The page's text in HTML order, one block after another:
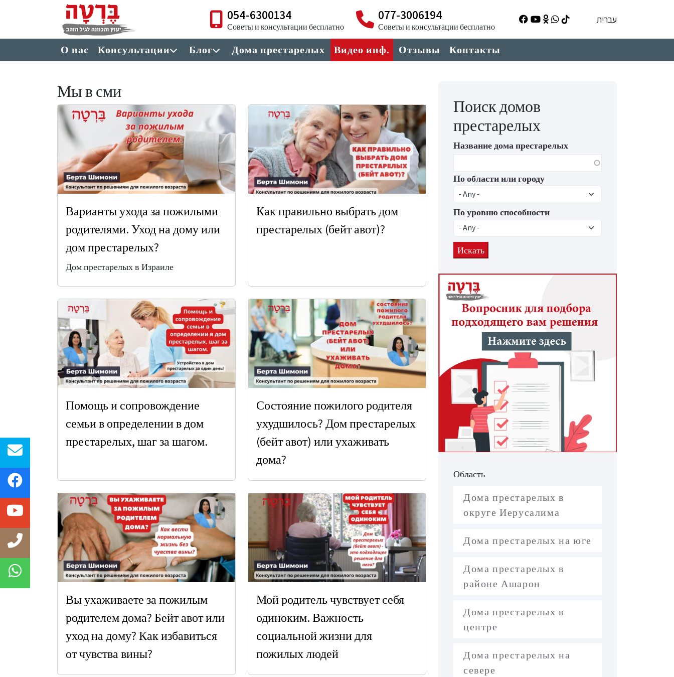
Перейти к основному содержанию 054-6300134
Советы и консультации бесплатно
077-3006194
Советы и консультации бесплатно
עברית
תפריט ראשי
О нас Консультации Блог Дома престарелых Видео инф. Отзывы Контакты
Мы в сми
Варианты ухода за пожилыми
родителями. Уход на дому или
дом престарелых?
Дом престарелых в Израиле
Как правильно выбрать дом
престарелых (бейт авот)?
Помощь и сопровождение
семьи в определении в дом
престарелых, шаг за шагом.
Состояние пожилого родителя
ухудшилось? Дом престарелых
(бейт авот) или ухаживать
дома?
Вы ухаживаете за пожилым
родителем дома? Бейт авот или
уход на дому? Как избавиться
от чувства вины?
Мой родитель чувствует себя
одиноким. Важность
социальной жизни для
пожилых людей
Поиск домов
престарелых
Название дома престарелых
По области или городу
По уровню способности
Область
Дома престарелых в
округе Иерусалима
Дома престарелых на юге
Дома престарелых в
районе Ашарон
Дома престарелых в
центре
Дома престарелых на
севере